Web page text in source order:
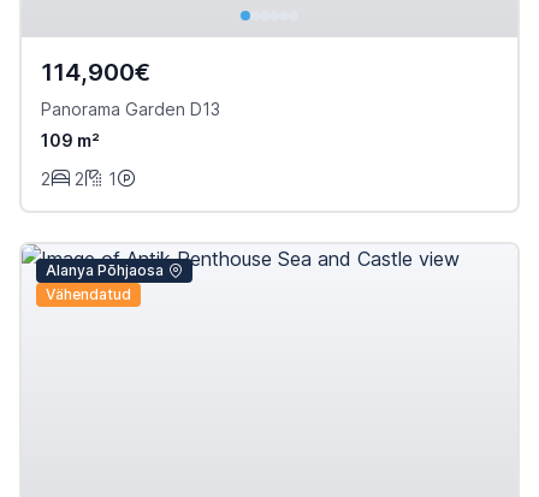
114,900€
Panorama Garden D13
109 m²
2
2 1
Alanya Põhjaosa
Vähendatud